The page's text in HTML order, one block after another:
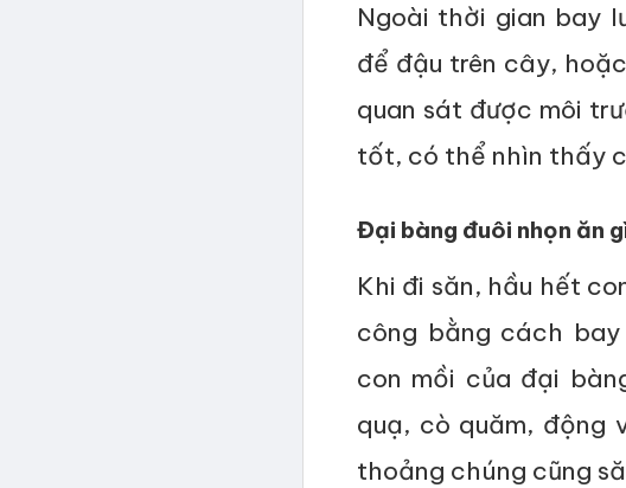
Ngoài thời gian bay
để đậu trên cây,
quan sát được môi
tốt, có thể nhìn thấy
Đại bàng đuôi nhọn ăn
Khi đi săn, hầu hết
công bằng cách
con mồi của đại
quạ, cò quăm, động
thoảng chúng cũng